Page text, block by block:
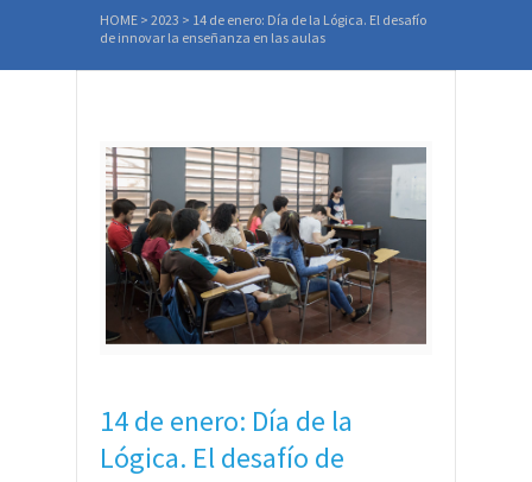
HOME > 2023 > 14 de enero: Día de la Lógica. El desafío
de innovar la enseñanza en las aulas
14 de enero: Día de la
Lógica. El desafío de